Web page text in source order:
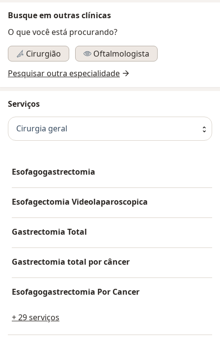
Busque em outras clínicas
O que você está procurando?
Cirurgião
Oftalmologista
Pesquisar outra especialidade
Serviços
Cirurgia geral
Esofagogastrectomia
Esofagectomia Videolaparoscopica
Gastrectomia Total
Gastrectomia total por câncer
Esofagogastrectomia Por Cancer
+ 29 serviços